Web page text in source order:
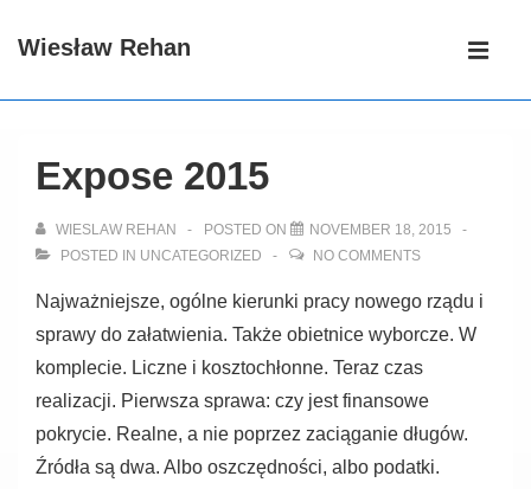
SkipWiesław Rehan
Main
Expose 2015
WIESLAW REHAN POSTED ON
NOVEMBER 18, 2015
POSTED IN UNCATEGORIZED NO COMMENTS
Najważniejsze, ogólne kierunki pracy nowego rządu i
sprawy do załatwienia. Także obietnice wyborcze. W
komplecie. Liczne i kosztochłonne. Teraz czas
realizacji. Pierwsza sprawa: czy jest finansowe
pokrycie. Realne, a nie poprzez zaciąganie długów.
Źródła są dwa. Albo oszczędności, albo podatki.